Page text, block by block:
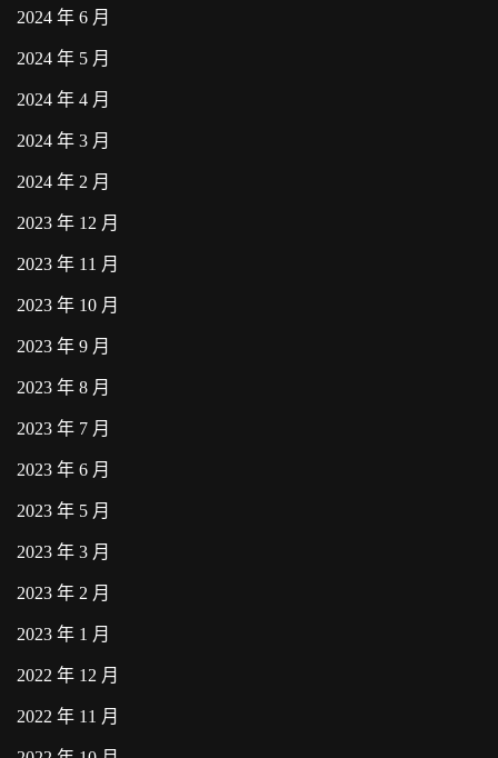
2024 年 6 月
2024 年 5 月
2024 年 4 月
2024 年 3 月
2024 年 2 月
2023 年 12 月
2023 年 11 月
2023 年 10 月
2023 年 9 月
2023 年 8 月
2023 年 7 月
2023 年 6 月
2023 年 5 月
2023 年 3 月
2023 年 2 月
2023 年 1 月
2022 年 12 月
2022 年 11 月